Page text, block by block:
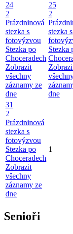
24
2
Prázdninová
stezka s
fotovýzvou
Stezka po
Choceradech
Zobrazit
všechny
záznamy ze
dne
25
2
stezka s
Stezka
dne
31
2
Prázdninová
stezka s
fotovýzvou
Stezka po
Choceradech
Zobrazit
všechny
záznamy ze
dne
1
Senioři